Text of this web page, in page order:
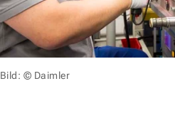
Bild: © Daimler